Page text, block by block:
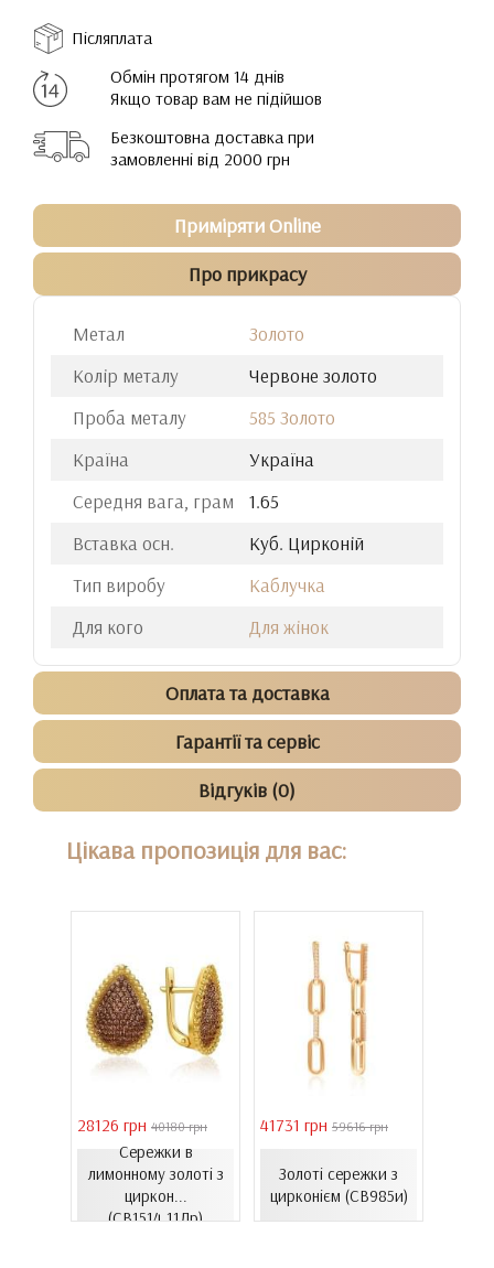
Післяплата
Обмін протягом 14 днів
Якщо товар вам не підійшов
Безкоштовна доставка при
замовленні від 2000 грн
Приміряти Online
Про прикрасу
Метал
Золото
Колір металу
Червоне золото
Проба металу
585 Золото
Країна
Україна
Середня вага, грам
1.65
Вставка осн.
Куб. Цирконій
Тип виробу
Каблучка
Для кого
Для жінок
Оплата та доставка
Гарантії та сервіс
Відгуків (0)
Цікава пропозиція для вас:
28126 грн 40180 грн
Сережки в
лимонному золоті з
циркон...
(СВ1514.11Лр)
41731 грн 59616 грн
Золоті сережки з
цирконієм (СВ985и)